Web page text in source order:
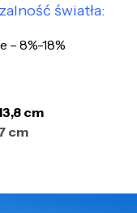
światła:
– 8%-18%
cm
cm